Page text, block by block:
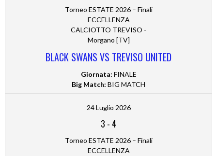
Torneo ESTATE 2026 – Finali
ECCELLENZA
CALCIOTTO TREVISO -
Morgano [TV]
BLACK SWANS VS TREVISO UNITED
Giornata: FINALE
Big Match: BIG MATCH
24 Luglio 2026
3 - 4
Torneo ESTATE 2026 – Finali
ECCELLENZA